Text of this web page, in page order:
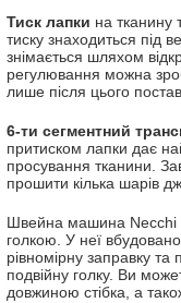
Тиск лапки на тканину
тиску знаходиться під
знімається шляхом
регулювання можна
лише після цього
6-ти сегментний
притиском лапки дає
просування тканини.
прошити кілька шарів
Швейна машина Necchi
голкою. У неї
рівномірну заправку та
подвійну голку. Ви
довжиною стібка, а